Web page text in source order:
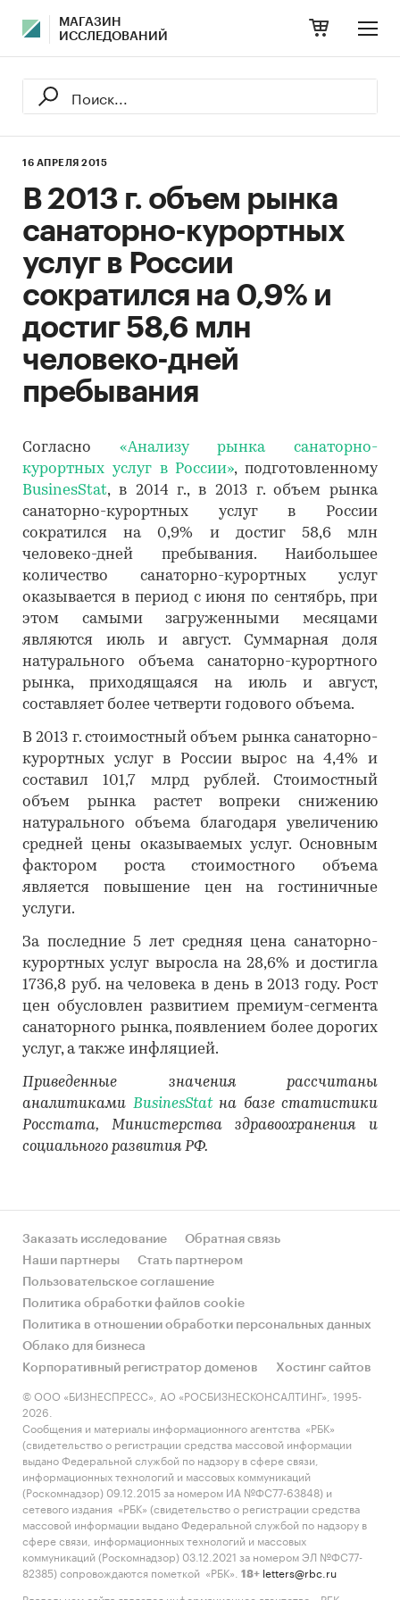
МАГАЗИН
ИССЛЕДОВАНИЙ
16 АПРЕЛЯ 2015
В 2013 г. объем рынка
санаторно-курортных
услуг в России
сократился на 0,9% и
достиг 58,6 млн
человеко-дней
пребывания
Согласно «Анализу рынка санаторно-
курортных услуг в России», подготовленному
BusinesStat, в 2014 г., в 2013 г. объем рынка
санаторно-курортных услуг в России
сократился на 0,9% и достиг 58,6 млн
человеко-дней пребывания. Наибольшее
количество санаторно-курортных услуг
оказывается в период с июня по сентябрь, при
этом самыми загруженными месяцами
являются июль и август. Суммарная доля
натурального объема санаторно-курортного
рынка, приходящаяся на июль и август,
составляет более четверти годового объема.
В 2013 г. стоимостный объем рынка санаторно-
курортных услуг в России вырос на 4,4% и
составил 101,7 млрд рублей. Стоимостный
объем рынка растет вопреки снижению
натурального объема благодаря увеличению
средней цены оказываемых услуг. Основным
фактором роста стоимостного объема
является повышение цен на гостиничные
услуги.
За последние 5 лет средняя цена санаторно-
курортных услуг выросла на 28,6% и достигла
1736,8 руб. на человека в день в 2013 году. Рост
цен обусловлен развитием премиум-сегмента
санаторного рынка, появлением более дорогих
услуг, а также инфляцией.
Приведенные значения рассчитаны
аналитиками BusinesStatна базе статистики
Росстата, Министерства здравоохранения и
социального развития РФ.
Заказать исследование
Обратная связь
Наши партнеры
Стать партнером
Пользовательское соглашение
Политика обработки файлов cookie
Политика в отношении обработки персональных данных
Облако для бизнеса
Корпоративный регистратор доменов
Хостинг сайтов
© ООО «БИЗНЕСПРЕСС», АО «РОСБИЗНЕСКОНСАЛТИНГ», 1995-
2026.
Сообщения и материалы информационного агентства «РБК»
(свидетельство о регистрации средства массовой информации
выдано Федеральной службой по надзору в сфере связи,
информационных технологий и массовых коммуникаций
(Роскомнадзор) 09.12.2015 за номером ИА №ФС77-63848) и
сетевого издания «РБК» (свидетельство о регистрации средства
массовой информации выдано Федеральной службой по надзору в
сфере связи, информационных технологий и массовых
коммуникаций (Роскомнадзор) 03.12.2021 за номером ЭЛ №ФС77-
82385) сопровождаются пометкой «РБК».
18+ letters@rbc.ru